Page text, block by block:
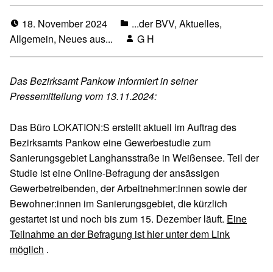
18. November 2024 ...der BVV, Aktuelles,
Allgemein, Neues aus... G H
Das Bezirksamt Pankow informiert in seiner
Pressemitteilung vom 13.11.2024:
Das Büro LOKATION:S erstellt aktuell im Auftrag des
Bezirksamts Pankow eine Gewerbestudie zum
Sanierungsgebiet Langhansstraße in Weißensee. Teil der
Studie ist eine Online-Befragung der ansässigen
Gewerbetreibenden, der Arbeitnehmer:innen sowie der
Bewohner:innen im Sanierungsgebiet, die kürzlich
gestartet ist und noch bis zum 15. Dezember läuft. Eine
Teilnahme an der Befragung ist hier unter dem Link
möglich .